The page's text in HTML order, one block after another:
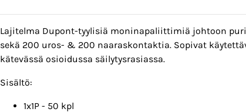
Lajitelma Dupont-tyylisiä moninapaliittimiä johtoon
sekä 200 uros- & 200 naaraskontaktia. Sopivat
kätevässä osioidussa säilytysrasiassa.
Sisältö:
1x1P - 50 kpl